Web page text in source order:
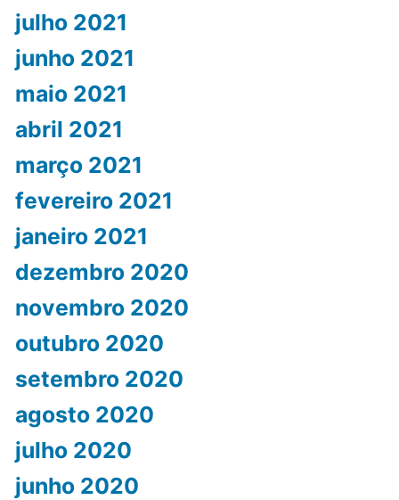
julho 2021
junho 2021
maio 2021
abril 2021
março 2021
fevereiro 2021
janeiro 2021
dezembro 2020
novembro 2020
outubro 2020
setembro 2020
agosto 2020
julho 2020
junho 2020